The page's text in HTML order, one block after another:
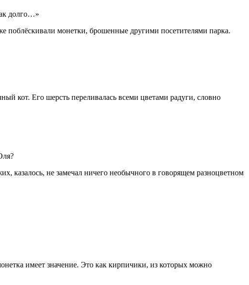
долго…»
поблёскивали монетки, брошенные другими посетителями парка.
кот. Его шерсть переливалась всеми цветами радуги, словно
казалось, не замечал ничего необычного в говорящем разноцветном
имеет значение. Это как кирпичики, из которых можно